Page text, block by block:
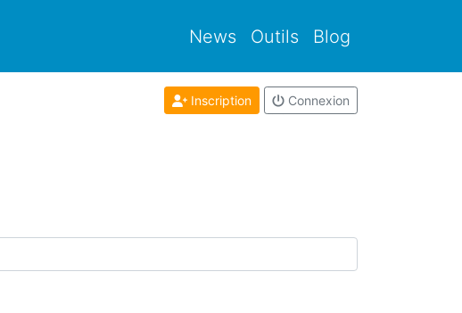
News Outils Blog
Inscription Connexion